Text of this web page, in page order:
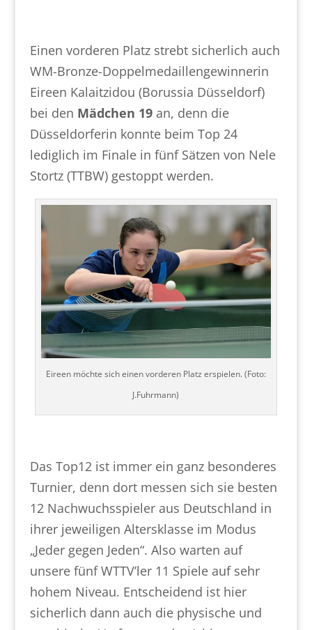
Einen vorderen Platz strebt sicherlich auch
WM-Bronze-Doppelmedaillengewinnerin
Eireen Kalaitzidou (Borussia Düsseldorf)
bei den Mädchen 19an, denn die
Düsseldorferin konnte beim Top 24
lediglich im Finale in fünf Sätzen von Nele
Stortz (TTBW) gestoppt werden.
Eireen möchte sich einen vorderen Platz erspielen. (Foto:
J.Fuhrmann)
Das Top12 ist immer ein ganz besonderes
Turnier, denn dort messen sich sie besten
12 Nachwuchsspieler aus Deutschland in
ihrer jeweiligen Altersklasse im Modus
„Jeder gegen Jeden“. Also warten auf
unsere fünf WTTV’ler 11 Spiele auf sehr
hohem Niveau. Entscheidend ist hier
sicherlich dann auch die physische und